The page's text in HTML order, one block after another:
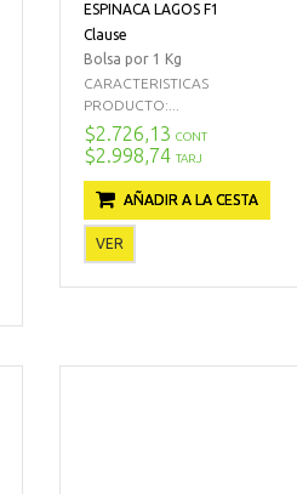
ESPINACA LAGOS F1
Clause
Bolsa por 1 Kg
CARACTERISTICAS
PRODUCTO:...
$2.726,13 CONT
$2.998,74 TARJ
AÑADIR A LA CESTA
VER